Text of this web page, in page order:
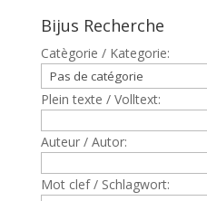
Bijus Recherche
Catègorie / Kategorie:
Plein texte / Volltext:
Auteur / Autor:
Mot clef / Schlagwort: